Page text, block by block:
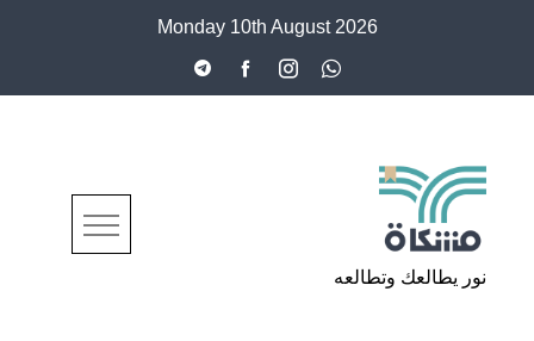
Monday 10th August 2026
مشكاة
نور يطالعك وتطالعه